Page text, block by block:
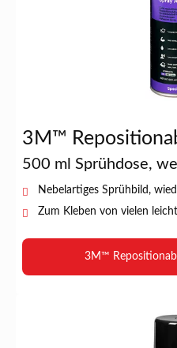
3M™
500 ml Sprühdose,
Nebelartiges Sprühbild,
Zum Kleben von vielen
3M™